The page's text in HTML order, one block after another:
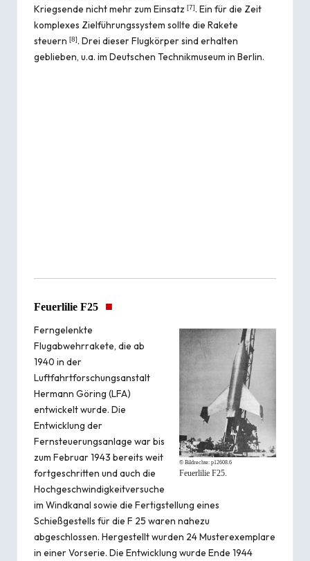
Kriegsende nicht mehr zum Einsatz [7]. Ein für die Zeit
komplexes Zielführungssystem sollte die Rakete
steuern [8]. Drei dieser Flugkörper sind erhalten
geblieben, u.a. im Deutschen Technikmuseum in Berlin.
Feuerlilie F25 ■
© Bildrechte: p12608.6
Feuerlilie F25.
Ferngelenkte
Flugabwehrrakete, die ab
1940 in der
Luftfahrtforschungsanstalt
Hermann Göring (LFA)
entwickelt wurde. Die
Entwicklung der
Fernsteuerungsanlage war bis
zum Februar 1943 bereits weit
fortgeschritten und auch die
Hochgeschwindigkeitversuche
im Windkanal sowie die Fertigstellung eines
Schießgestells für die F 25 waren nahezu
abgeschlossen. Hergestellt wurden 24 Musterexemplare
in einer Vorserie. Die Entwicklung wurde Ende 1944